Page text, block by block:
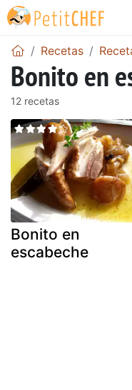
Recetas
Bonito en
12 recetas
Bonito en
escabeche